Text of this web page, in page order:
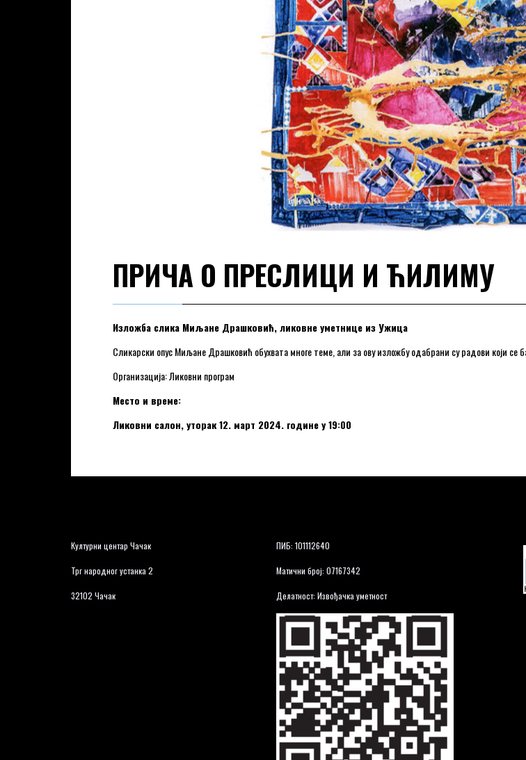
ПРИЧА О ПРЕСЛИЦИ И ЋИЛИМУ
Изложба слика Миљане Драшковић, ликовне уметнице из Ужица
Сликарски опус Миљане Драшковић обухвата многе теме, али за ову изложбу одабрани су радови који се
Организација: Ликовни програм
Место и време:
Ликовни салон, уторак 12. март 2024. године у 19:00
Културни центар Чачак
Трг народног устанка 2
32102 Чачак
ПИБ: 101112640
Матични број: 07167342
Делатност: Извођачка уметност